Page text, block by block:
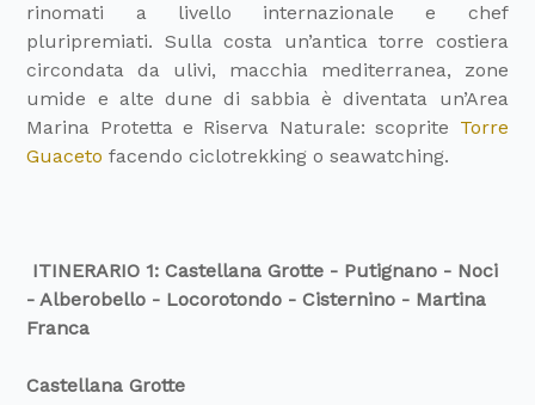
rinomati a livello internazionale e chef
pluripremiati. Sulla costa un’antica torre costiera
circondata da ulivi, macchia mediterranea, zone
umide e alte dune di sabbia è diventata un’Area
Marina Protetta e Riserva Naturale: scoprite Torre
Guaceto facendo ciclotrekking o seawatching.
ITINERARIO 1:Castellana Grotte - Putignano - Noci
- Alberobello - Locorotondo - Cisternino - Martina
Franca
Castellana Grotte